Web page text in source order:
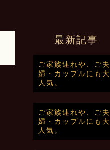
最新記事
ご家族連れや、ご夫
婦・カップルにも大
人気。
ご家族連れや、ご夫
婦・カップルにも大
人気。